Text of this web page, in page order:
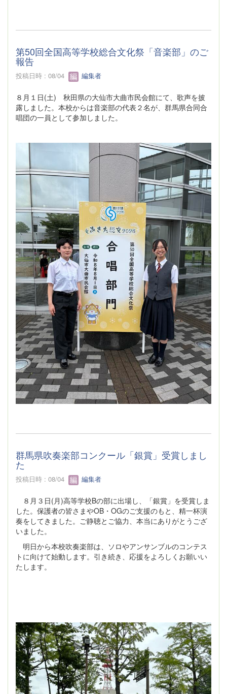
第50回全国高等学校総合文化祭「音楽部」のご
報告
投稿日時 : 08/04 編集者
８月１日(土) 秋田県の大仙市大曲市民会館にて、歌声を披
露しました。本校からは音楽部の代表２名が、群馬県合同合
唱団の一員として参加しました。
群馬県吹奏楽部コンクール「銀賞」受賞しまし
た
投稿日時 : 08/04 編集者
８月３日(月)高等学校Bの部に出場し、「銀賞」を受賞しま
した。保護者の皆さまやOB・OGのご支援のもと、精一杯演
奏をしてきました。ご静聴とご協力、本当にありがとうござ
いました。
明日から本校吹奏楽部は、ソロやアンサンブルのコンテス
トに向けて始動します。引き続き、応援をよろしくお願いい
たします。